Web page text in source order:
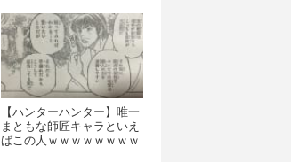
【ハンターハンター】唯一
まともな師匠キャラといえ
ばこの人ｗｗｗｗｗｗｗｗ